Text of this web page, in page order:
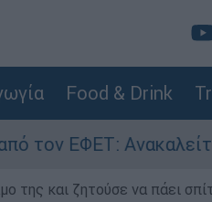
Food & Drink
Ανακαλείται
της και ζητούσε να πάει